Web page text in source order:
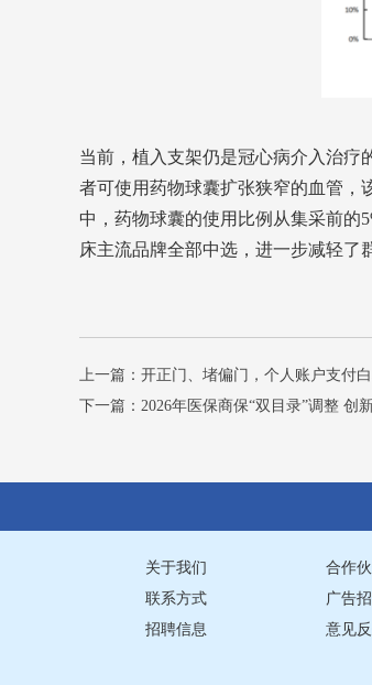
当前，植入支架仍是冠心病介入治疗
者可使用药物球囊扩张狭窄的血管，
中，药物球囊的使用比例从集采前的
床主流品牌全部中选，进一步减轻了
上一篇： 开正门、堵偏门，个人账户支付
下一篇： 2026年医保商保“双目录”调整 创
关于我们
联系方式
招聘信息
合作
广告
意见